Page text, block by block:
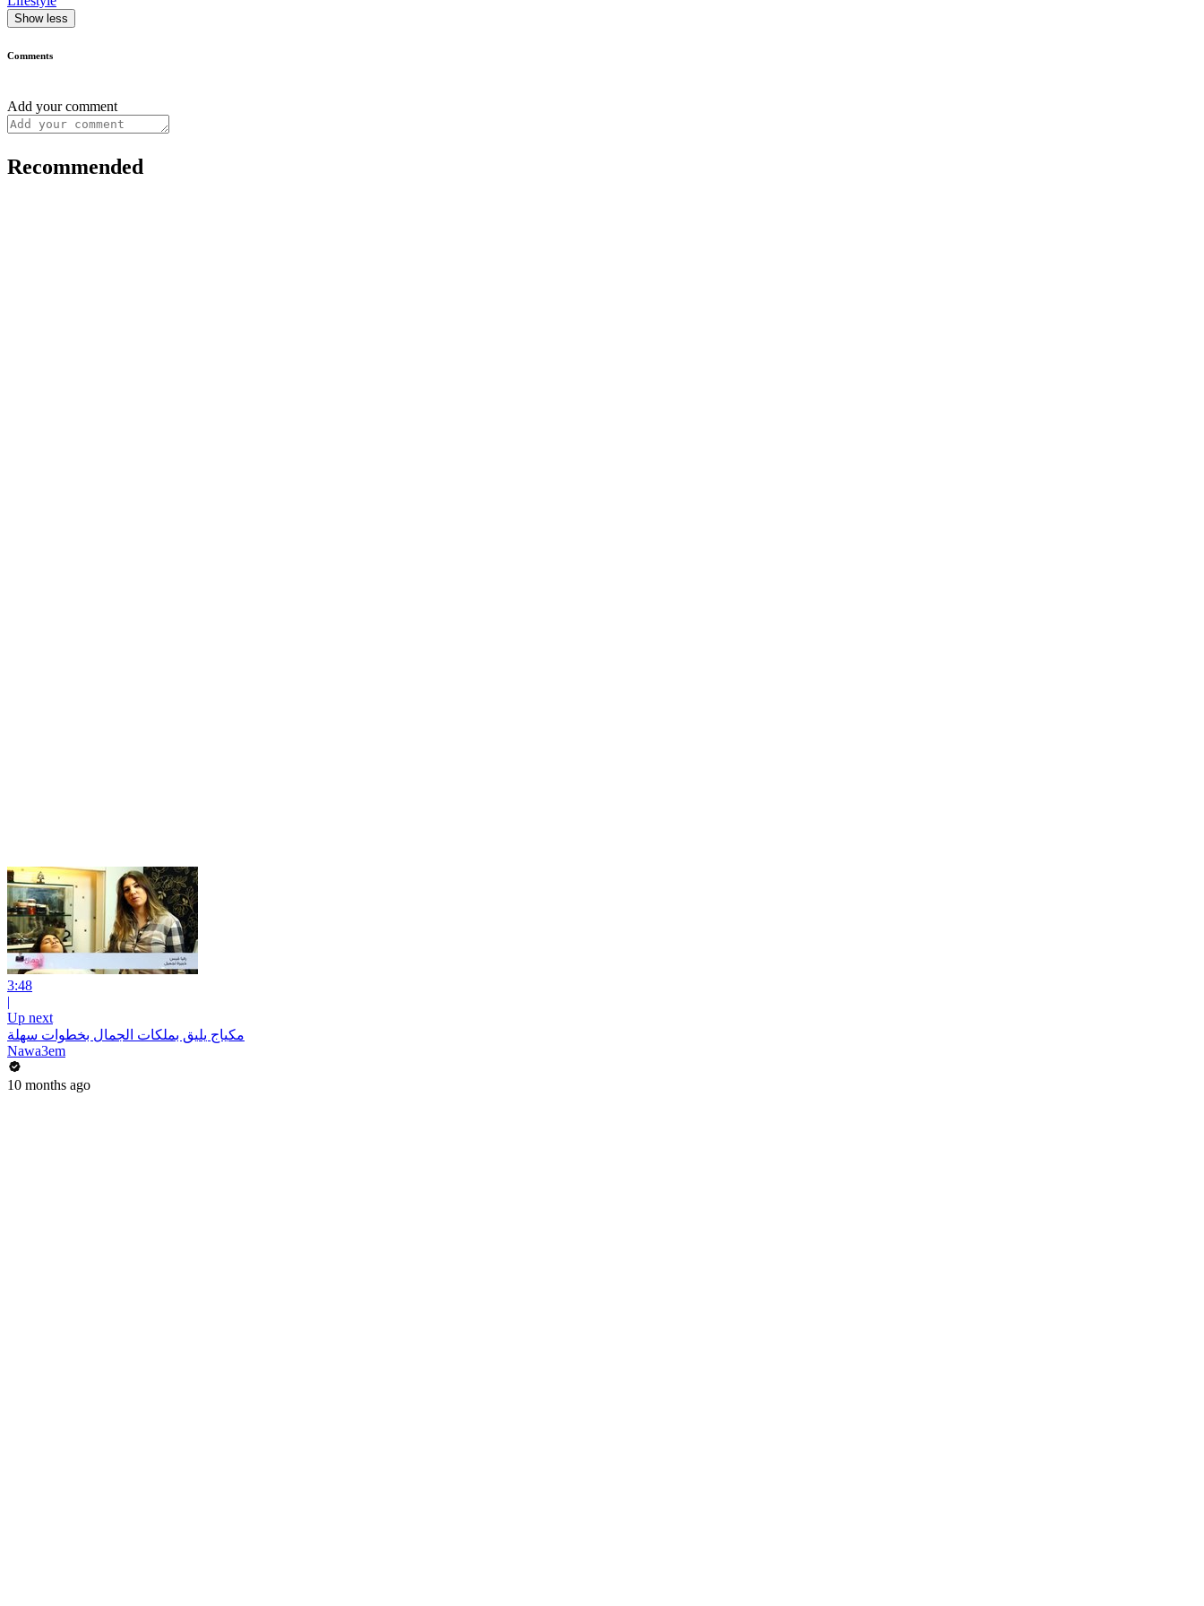
Show less
Comments
Add your comment
Recommended
3:48
|
Up next
مكياج يليق بملكات الجمال بخطوات سهلة
Nawa3em
10 months ago